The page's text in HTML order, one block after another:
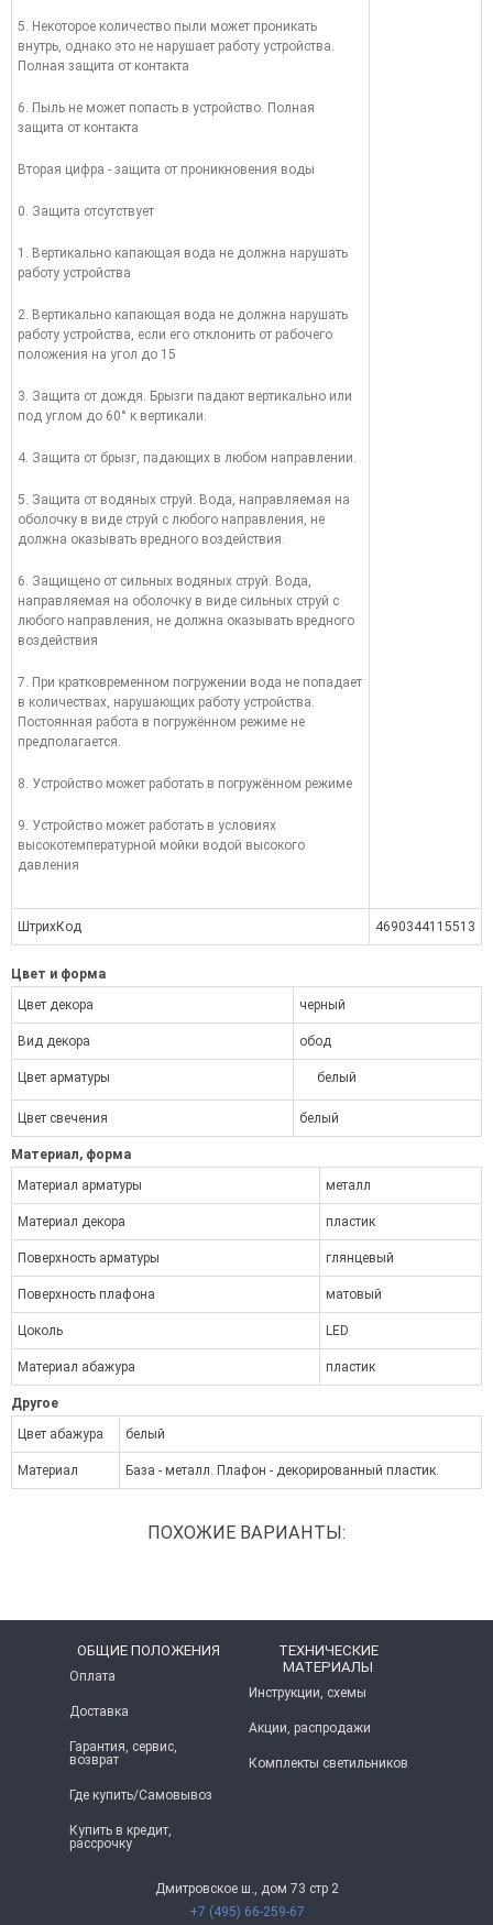
5. Некоторое количество пыли может проникать
внутрь, однако это не нарушает работу устройства.
Полная защита от контакта
6. Пыль не может попасть в устройство. Полная
защита от контакта
Вторая цифра - защита от проникновения воды
0. Защита отсутствует
1. Вертикально капающая вода не должна нарушать
работу устройства
2. Вертикально капающая вода не должна нарушать
работу устройства, если его отклонить от рабочего
положения на угол до 15
3. Защита от дождя. Брызги падают вертикально или
под углом до 60° к вертикали.
4. Защита от брызг, падающих в любом направлении.
5. Защита от водяных струй. Вода, направляемая на
оболочку в виде струй с любого направления, не
должна оказывать вредного воздействия.
6. Защищено от сильных водяных струй. Вода,
направляемая на оболочку в виде сильных струй с
любого направления, не должна оказывать вредного
воздействия
7. При кратковременном погружении вода не попадает
в количествах, нарушающих работу устройства.
Постоянная работа в погружённом режиме не
предполагается.
8. Устройство может работать в погружённом режиме
9. Устройство может работать в условиях
высокотемпературной мойки водой высокого
давления
ШтрихКод 4690344115513
Цвет и форма
Цвет декора
черный
Вид декора обод
Цвет арматуры белый
Цвет свечения белый
Материал, форма
Материал арматуры
металл
Материал декора пластик
Поверхность арматуры глянцевый
Поверхность плафона матовый
Цоколь LED
Материал абажура пластик
Другое
Цвет абажура
белый
Материал База - металл. Плафон - декорированный пластик.
ПОХОЖИЕ ВАРИАНТЫ:
ОБЩИЕ ПОЛОЖЕНИЯ
Оплата
Доставка
Гарантия, сервис,
возврат
Где купить/Самовывоз
Купить в кредит,
рассрочку
ТЕХНИЧЕСКИЕ
МАТЕРИАЛЫ
Инструкции, схемы
Акции, распродажи
Комплекты светильников
Дмитровское ш., дом 73 стр 2
+7 (495) 66-259-67